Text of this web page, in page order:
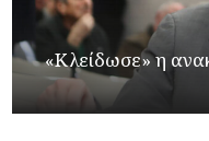
«Κλείδωσε» η